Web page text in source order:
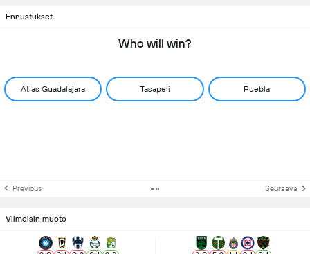
Ennustukset
Who will win?
Atlas Guadalajara Tasapeli Puebla
Previous Seuraava
Viimeisin muoto